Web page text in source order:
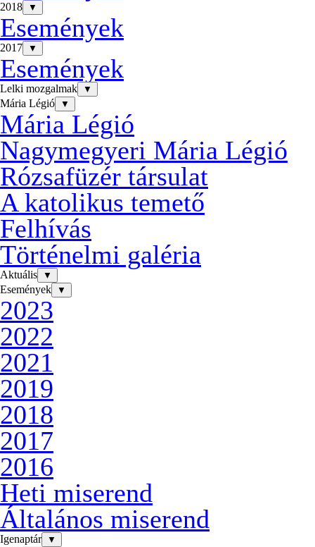
2018 ▼
Események
2017 ▼
Események
Lelki mozgalmak ▼
Mária Légió ▼
Mária Légió
Nagymegyeri Mária Légió
Rózsafüzér társulat
A katolikus temető
Felhívás
Történelmi galéria
Aktuális ▼
Események ▼
2023
2022
2021
2019
2018
2017
2016
Heti miserend
Általános miserend
Igenaptár ▼